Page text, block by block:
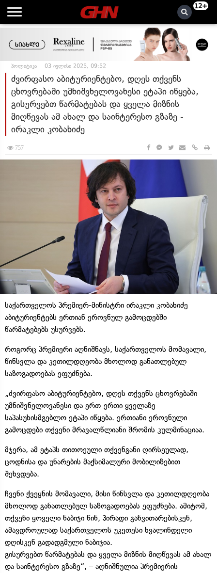
12+
პოლიტიკა 03 ივლისი 2025, 09:52
ძვირფასო აბიტურიენტებო, დღეს თქვენს
ცხოვრებაში უმნიშვნელოვანესი ეტაპი იწყება,
გისურვებთ წარმატებას და ყველა მიზნის
მიღწევას ამ ახალ და საინტერესო გზაზე -
ირაკლი კობახიძე
757
საქართველოს პრემიერ-მინისტრი ირაკლი კობახიძე
აბიტურიენტებს ერთიან ეროვნულ გამოცდებში
წარმატებებს უსურვებს.
როგორც პრემიერი აღნიშნავს, საქართველოს მომავალი,
წინსვლა და კეთილდღეობა მხოლოდ განათლებულ
საზოგადოებას ეფუძნება.
„ძვირფასო აბიტურიენტებო, დღეს თქვენს ცხოვრებაში
უმნიშვნელოვანესი და ერთ-ერთი ყველაზე
საპასუხისმგებლო ეტაპი იწყება. ერთიანი ეროვნული
გამოცდები თქვენი მრავალწლიანი შრომის კულმინაციაა.
მჯერა, ამ ეტაპს თითოეული თქვენგანი ღირსეულად,
ცოდნისა და უნარების მაქსიმალური მობილიზებით
შეხვდება.
ჩვენი ქვეყნის მომავალი, მისი წინსვლა და კეთილდღეობა
მხოლოდ განათლებულ საზოგადოებას ეფუძნება. ამიტომ,
თქვენი ყოველი ნაბიჯი წინ, პირადი განვითარებისკენ,
ამავდროულად საქართველოს უკეთესი ხვალინდელი
დღისკენ გადადგმული ნაბიჯია.
გისურვებთ წარმატებას და ყველა მიზნის მიღწევას ამ ახალ
და საინტერესო გზაზე“, – აღნიშნულია პრემიერის